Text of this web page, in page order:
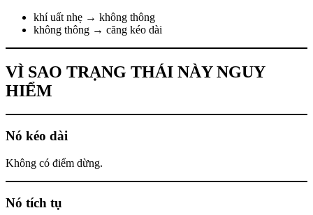
khí uất nhẹ → không thông
không thông → căng kéo dài
VÌ SAO TRẠNG THÁI NÀY NGUY
HIỂM
Nó kéo dài
Không có điểm dừng.
Nó tích tụ